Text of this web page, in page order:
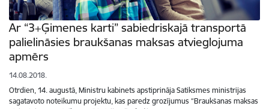
Ar “3+Ģimenes karti” sabiedriskajā transportā
palielināsies braukšanas maksas atvieglojuma
apmērs
14.08.2018.
Otrdien, 14. augustā, Ministru kabinets apstiprināja Satiksmes ministrijas
sagatavoto noteikumu projektu, kas paredz grozījumus “Braukšanas maksas